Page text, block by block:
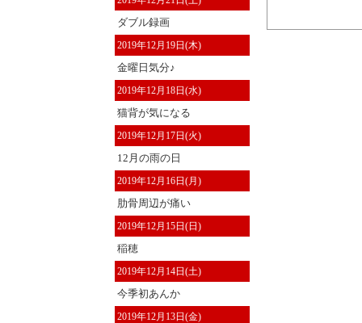
ダブル録画
2019年12月19日(木)
金曜日気分♪
2019年12月18日(水)
猫背が気になる
2019年12月17日(火)
12月の雨の日
2019年12月16日(月)
肋骨周辺が痛い
2019年12月15日(日)
稲穂
2019年12月14日(土)
今季初あんか
2019年12月13日(金)